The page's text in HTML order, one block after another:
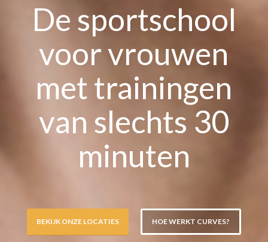
De sportschool
voor vrouwen
met trainingen
van slechts 30
minuten
BEKIJK ONZE LOCATIES HOE WERKT CURVES?